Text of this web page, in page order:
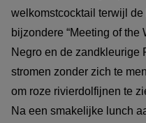
welkomstcocktail terwijl
bijzondere “Meeting of the
Negro en de zandkleurige
stromen zonder zich te
om roze rivierdolfijnen te
Na een smakelijke lunch